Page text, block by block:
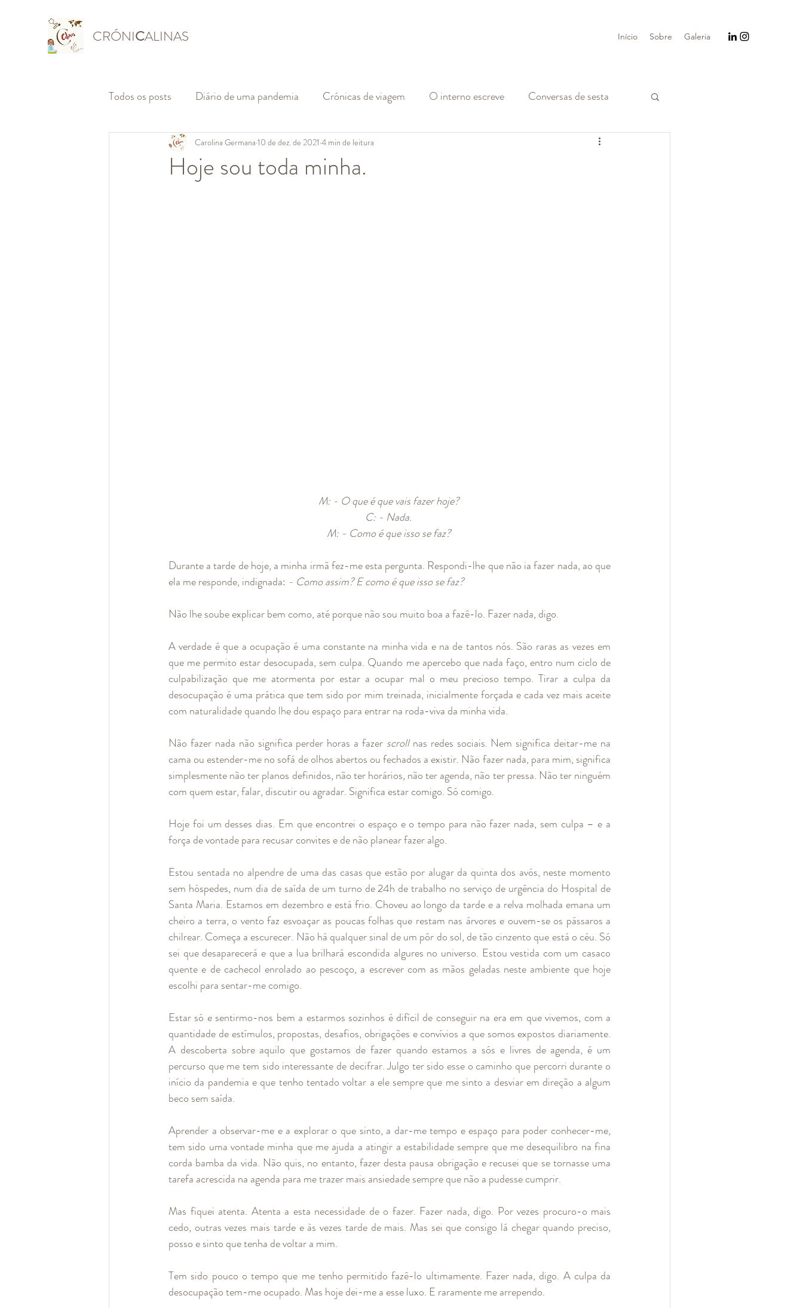
CRÓNICALINAS Início Sobre Galeria
Todos os posts Diário de uma pandemia Crónicas de viagem O interno escreve Conversas de sesta
Hoje sou toda minha.
Carolina Germana 10 de dez. de 2021 4 min de leitura
M: - O que é que vais fazer hoje?
C: - Nada.
M: - Como é que isso se faz?
Durante a tarde de hoje, a minha irmã fez-me esta pergunta. Respondi-lhe que não ia fazer nada, ao que
ela me responde, indignada: - Como assim? E como é que isso se faz?
Não lhe soube explicar bem como, até porque não sou muito boa a fazê-lo. Fazer nada, digo.
A verdade é que a ocupação é uma constante na minha vida e na de tantos nós. São raras as vezes em
que me permito estar desocupada, sem culpa. Quando me apercebo que nada faço, entro num ciclo de
culpabilização que me atormenta por estar a ocupar mal o meu precioso tempo. Tirar a culpa da
desocupação é uma prática que tem sido por mim treinada, inicialmente forçada e cada vez mais aceite
com naturalidade quando lhe dou espaço para entrar na roda-viva da minha vida.
Não fazer nada não significa perder horas a fazer scroll nas redes sociais. Nem significa deitar-me na
cama ou estender-me no sofá de olhos abertos ou fechados a existir. Não fazer nada, para mim, significa
simplesmente não ter planos definidos, não ter horários, não ter agenda, não ter pressa. Não ter ninguém
com quem estar, falar, discutir ou agradar. Significa estar comigo. Só comigo.
Hoje foi um desses dias. Em que encontrei o espaço e o tempo para não fazer nada, sem culpa – e a
força de vontade para recusar convites e de não planear fazer algo.
Estou sentada no alpendre de uma das casas que estão por alugar da quinta dos avós, neste momento
sem hóspedes, num dia de saída de um turno de 24h de trabalho no serviço de urgência do Hospital de
Santa Maria. Estamos em dezembro e está frio. Choveu ao longo da tarde e a relva molhada emana um
cheiro a terra, o vento faz esvoaçar as poucas folhas que restam nas árvores e ouvem-se os pássaros a
chilrear. Começa a escurecer. Não há qualquer sinal de um pôr do sol, de tão cinzento que está o céu. Só
sei que desaparecerá e que a lua brilhará escondida algures no universo. Estou vestida com um casaco
quente e de cachecol enrolado ao pescoço, a escrever com as mãos geladas neste ambiente que hoje
escolhi para sentar-me comigo.
Estar só e sentirmo-nos bem a estarmos sozinhos é difícil de conseguir na era em que vivemos, com a
quantidade de estímulos, propostas, desafios, obrigações e convívios a que somos expostos diariamente.
A descoberta sobre aquilo que gostamos de fazer quando estamos a sós e livres de agenda, é um
percurso que me tem sido interessante de decifrar. Julgo ter sido esse o caminho que percorri durante o
início da pandemia e que tenho tentado voltar a ele sempre que me sinto a desviar em direção a algum
beco sem saída.
Aprender a observar-me e a explorar o que sinto, a dar-me tempo e espaço para poder conhecer-me,
tem sido uma vontade minha que me ajuda a atingir a estabilidade sempre que me desequilibro na fina
corda bamba da vida. Não quis, no entanto, fazer desta pausa obrigação e recusei que se tornasse uma
tarefa acrescida na agenda para me trazer mais ansiedade sempre que não a pudesse cumprir.
Mas fiquei atenta. Atenta a esta necessidade de o fazer. Fazer nada, digo. Por vezes procuro-o mais
cedo, outras vezes mais tarde e às vezes tarde de mais. Mas sei que consigo lá chegar quando preciso,
posso e sinto que tenha de voltar a mim.
Tem sido pouco o tempo que me tenho permitido fazê-lo ultimamente. Fazer nada, digo. A culpa da
desocupação tem-me ocupado. Mas hoje dei-me a esse luxo. E raramente me arrependo.